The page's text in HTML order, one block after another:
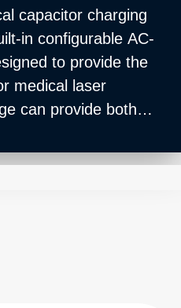
capacitor charging
in configurable AC-
to provide the
medical laser
can provide both
unique design and